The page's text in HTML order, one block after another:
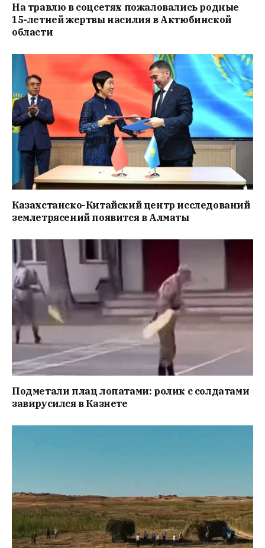
На травлю в соцсетях пожаловались родные
15-летней жертвы насилия в Актюбинской
области
Казахстанско-Китайский центр исследований
землетрясений появится в Алматы
Подметали плац лопатами: ролик с солдатами
завирусился в Казнете